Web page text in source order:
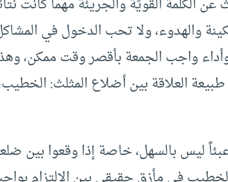
الكلمة القويّة والجريئة مهما كانت
والهدوء، ولا تحب الدخول في
واجب الجمعة بأقصر وقت ممكن،
العلاقة بين أضلاع المثلث:
ليس بالسهل، خاصة إذا وقعوا بين